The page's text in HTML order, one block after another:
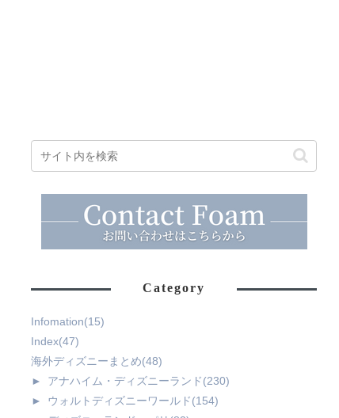
Category
Infomation(15)
Index(47)
海外ディズニーまとめ(48)
►
アナハイム・ディズニーランド(230)
►
ウォルトディズニーワールド(154)